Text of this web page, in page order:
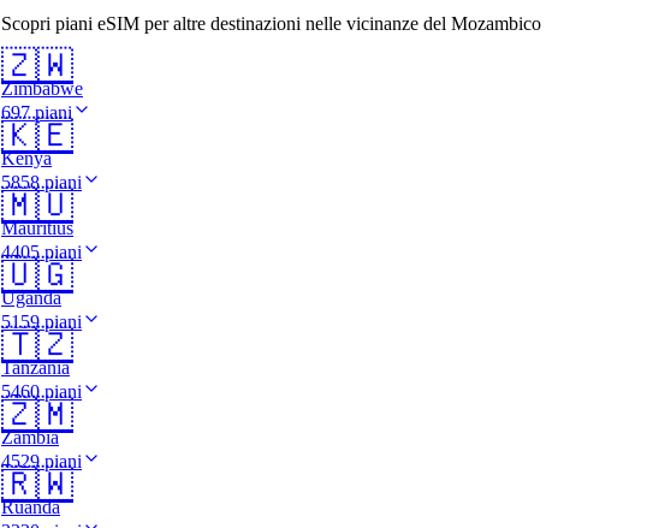
Scopri piani eSIM per altre destinazioni nelle vicinanze del Mozambico
🇿🇼
Zimbabwe
697 piani
🇰🇪
Kenya
5858 piani
🇲🇺
Mauritius
4405 piani
🇺🇬
Uganda
5159 piani
🇹🇿
Tanzania
5460 piani
🇿🇲
Zambia
4529 piani
🇷🇼
Ruanda